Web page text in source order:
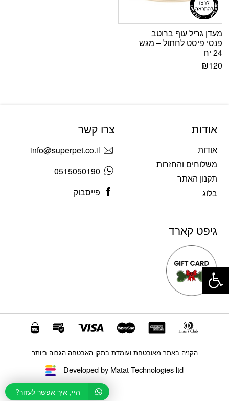
מעדן גריל עוף ברוטב
פנסי פיסט לחתול – מגש
24 יח
₪120
אודות
אודות
משלוחים והחזרות
תקנון האתר
בלוג
צרו קשר
info@superpet.co.il
0515050190
פייסבוק
גיפט קארד
Developed by Matat Technologies ltd
הקניה באתר מאובטחת ועומדת בתקן האבטחה הגבוה ביותר
היי, איך אפשר לעזור?
פתח סרגל נגישות